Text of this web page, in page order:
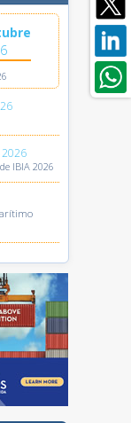
2026
IBIA 2026